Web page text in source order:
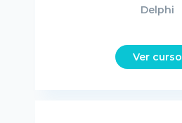
Delphi
Ver curso